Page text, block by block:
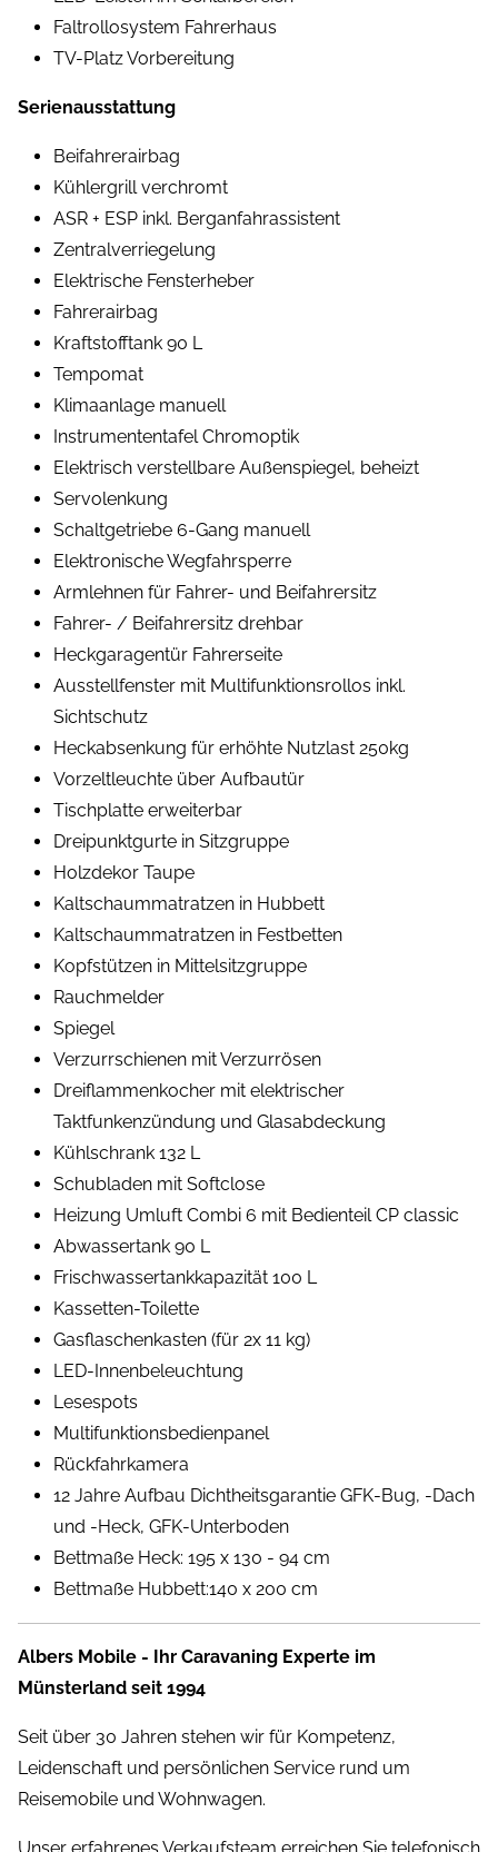
Faltrollosystem Fahrerhaus
TV-Platz Vorbereitung
Serienausstattung
Beifahrerairbag
Kühlergrill verchromt
ASR + ESP inkl. Berganfahrassistent
Zentralverriegelung
Elektrische Fensterheber
Fahrerairbag
Kraftstofftank 90 L
Tempomat
Klimaanlage manuell
Instrumententafel Chromoptik
Elektrisch verstellbare Außenspiegel, beheizt
Servolenkung
Schaltgetriebe 6-Gang manuell
Elektronische Wegfahrsperre
Armlehnen für Fahrer- und Beifahrersitz
Fahrer- / Beifahrersitz drehbar
Heckgaragentür Fahrerseite
Ausstellfenster mit Multifunktionsrollos inkl.
Sichtschutz
Heckabsenkung für erhöhte Nutzlast 250kg
Vorzeltleuchte über Aufbautür
Tischplatte erweiterbar
Dreipunktgurte in Sitzgruppe
Holzdekor Taupe
Kaltschaummatratzen in Hubbett
Kaltschaummatratzen in Festbetten
Kopfstützen in Mittelsitzgruppe
Rauchmelder
Spiegel
Verzurrschienen mit Verzurrösen
Dreiflammenkocher mit elektrischer
Taktfunkenzündung und Glasabdeckung
Kühlschrank 132 L
Schubladen mit Softclose
Heizung Umluft Combi 6 mit Bedienteil CP classic
Abwassertank 90 L
Frischwassertankkapazität 100 L
Kassetten-Toilette
Gasflaschenkasten (für 2x 11 kg)
LED-Innenbeleuchtung
Lesespots
Multifunktionsbedienpanel
Rückfahrkamera
12 Jahre Aufbau Dichtheitsgarantie GFK-Bug, -Dach
und -Heck, GFK-Unterboden
Bettmaße Heck: 195 x 130 - 94 cm
Bettmaße Hubbett:140 x 200 cm
Albers Mobile - Ihr Caravaning Experte im
Münsterland seit 1994
Seit über 30 Jahren stehen wir für Kompetenz,
Leidenschaft und persönlichen Service rund um
Reisemobile und Wohnwagen.